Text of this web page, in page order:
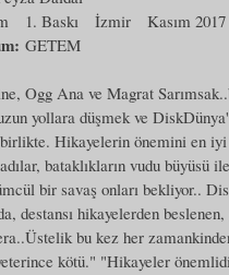
1. Baskı İzmir Kasım 2017
GETEM
Ogg Ana ve Magrat
yollara düşmek ve
Hikayelerin önemini en
bataklıkların vudu
bir savaş onları bekliyor..
destansı hikayelerden
bu kez her
kötü." "Hikayeler